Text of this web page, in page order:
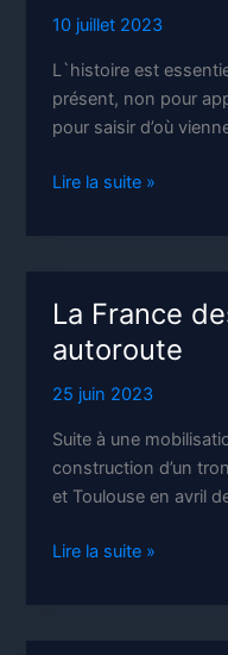
10 juillet 2023
L`histoire est
présent, non pour
pour saisir d’où
Contestations
et
du
Lire la suite »
La France
autoroute
25 juin 2023
Suite à une
construction d’un
et Toulouse en avril
La
Lire la suite »